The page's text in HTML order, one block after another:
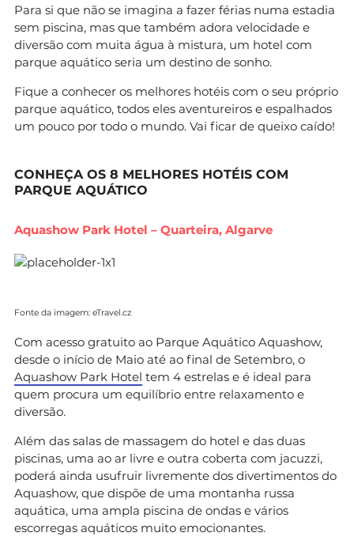
Para si que não se imagina a fazer férias numa estadia
sem piscina, mas que também adora velocidade e
diversão com muita água à mistura, um hotel com
parque aquático seria um destino de sonho.
Fique a conhecer os melhores hotéis com o seu próprio
parque aquático, todos eles aventureiros e espalhados
um pouco por todo o mundo. Vai ficar de queixo caído!
CONHEÇA OS 8 MELHORES HOTÉIS COM
PARQUE AQUÁTICO
Aquashow Park Hotel – Quarteira, Algarve
Fonte da imagem: eTravel.cz
Com acesso gratuito ao Parque Aquático Aquashow,
desde o início de Maio até ao final de Setembro, o
Aquashow Park Hotel tem 4 estrelas e é ideal para
quem procura um equilíbrio entre relaxamento e
diversão.
Além das salas de massagem do hotel e das duas
piscinas, uma ao ar livre e outra coberta com jacuzzi,
poderá ainda usufruir livremente dos divertimentos do
Aquashow, que dispõe de uma montanha russa
aquática, uma ampla piscina de ondas e vários
escorregas aquáticos muito emocionantes.